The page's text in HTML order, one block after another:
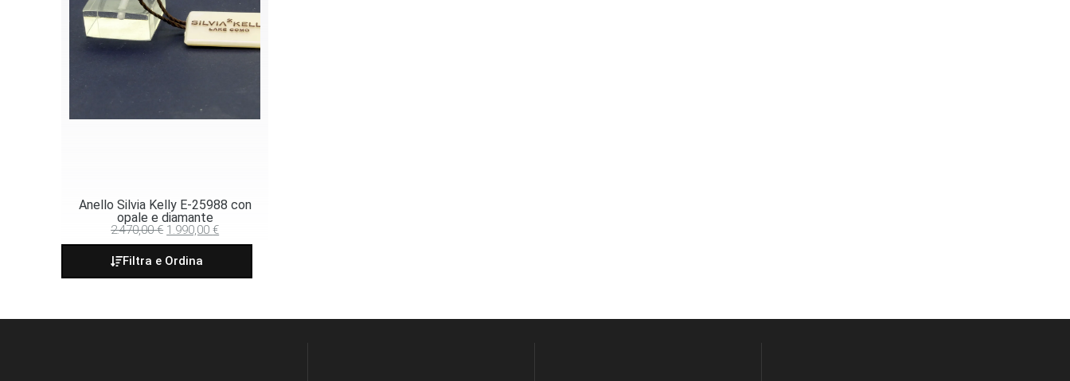
Anello Silvia Kelly E-25988 con
opale e diamante
2.470,00€ 1.990,00€
Filtra e Ordina